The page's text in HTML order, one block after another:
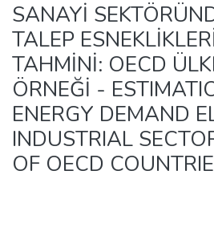
SANAYİ
TALEP
TAHMİNİ: OECD
ÖRNEĞİ -
ENERGY DEMAND
INDUSTRIAL
OF OECD